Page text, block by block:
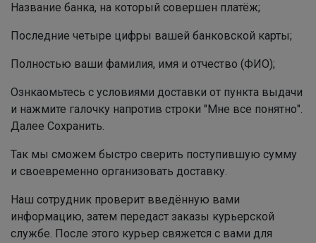
Название банка, на который совершен платёж;
Последние четыре цифры вашей банковской карты;
Полностью ваши фамилия, имя и отчество (ФИО);
Ознкаомьтесь с условиями доставки от пункта выдачи
и нажмите галочку напротив строки "Мне все понятно".
Далее Сохранить.
Так мы сможем быстро сверить поступившую сумму
и своевременно организовать доставку.
Наш сотрудник проверит введённую вами
информацию, затем передаст заказы курьерской
службе. После этого курьер свяжется с вами для